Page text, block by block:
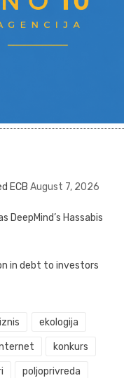
ECB August 7, 2026
DeepMind’s Hassabis
in debt to investors
ekologija
konkurs
poljoprivreda